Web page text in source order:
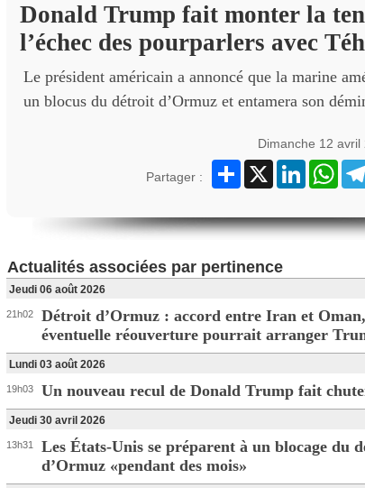
Donald Trump fait monter la
l’échec des pourparlers avec
Le président américain a annoncé que la marine
un blocus du détroit d’Ormuz et entamera son
Dimanche 12
Partager :
Partager
X LinkedIn
Actualités associées par pertinence
Jeudi 06 août 2026
21h02
Détroit d’Ormuz : accord entre Iran et
éventuelle réouverture pourrait arranger
Lundi 03 août 2026
19h03 Un nouveau recul de Donald Trump fait
Jeudi 30 avril 2026
13h31
Les États-Unis se préparent à un blocage du
d’Ormuz «pendant des mois»